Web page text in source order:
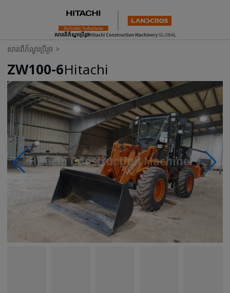
សារពើភ័ណ្ឌប្រើរួច
សារពើភ័ណ្ឌប្រើរួច >
ZW100-6Hitachi
Photos & Videos